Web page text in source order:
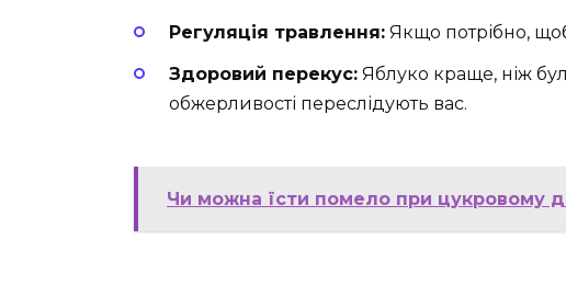
Регуляція травлення: Якщо потрібно,
Здоровий перекус: Яблуко краще, ніж
обжерливості переслідують вас.
Чи можна їсти помело при цукровому